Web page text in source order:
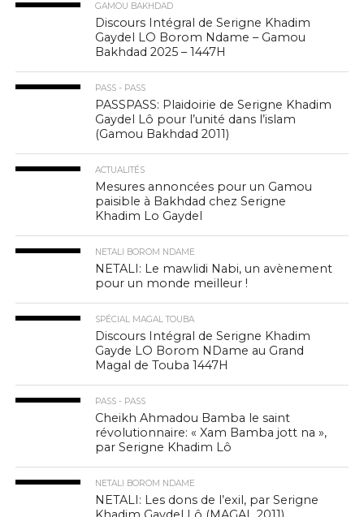
GAMOU BAKHDAD
Discours Intégral de Serigne Khadim
Gaydel LO Borom Ndame – Gamou
Bakhdad 2025 – 1447H
PASS - PASS
PASSPASS: Plaidoirie de Serigne Khadim
Gaydel Lô pour l’unité dans l’islam
(Gamou Bakhdad 2011)
ACTUALITÉS
Mesures annoncées pour un Gamou
paisible à Bakhdad chez Serigne
Khadim Lo Gaydel
NETALI BOROM NDAME
NETALI: Le mawlidi Nabi, un avènement
pour un monde meilleur !
SPÉCIAL MAGAL TOUBA
Discours Intégral de Serigne Khadim
Gayde LO Borom NDame au Grand
Magal de Touba 1447H
PASS - PASS
Cheikh Ahmadou Bamba le saint
révolutionnaire: « Xam Bamba jott na »,
par Serigne Khadim Lô
NETALI BOROM NDAME
NETALI: Les dons de l’exil, par Serigne